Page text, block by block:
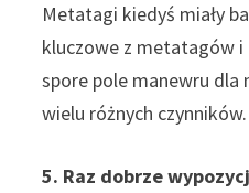
Metatagi kiedyś miały
kluczowe z metatagów i
spore pole manewru
wielu różnych
5. Raz dobrze